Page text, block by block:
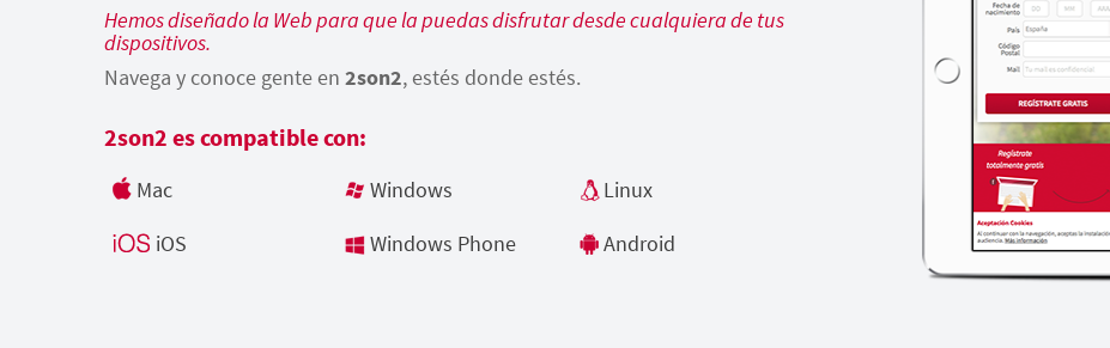
Hemos diseñado la Web para que la puedas disfrutar desde cualquiera de tus
dispositivos.
Navega y conoce gente en 2son2, estés donde estés.
2son2 es compatible con:
Mac Windows
Linux
iOS
Windows Phone Android